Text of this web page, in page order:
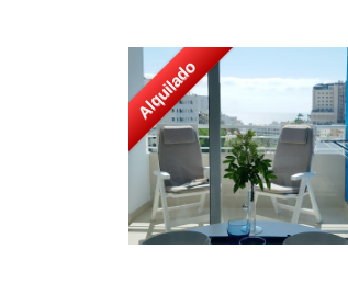
Alquilado